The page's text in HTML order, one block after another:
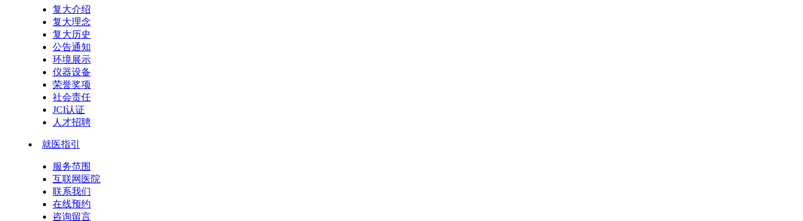
复大介绍
复大理念
复大历史
公告通知
环境展示
仪器设备
荣誉奖项
社会责任
JCI认证
人才招聘
就医指引
服务范围
互联网医院
联系我们
在线预约
咨询留言